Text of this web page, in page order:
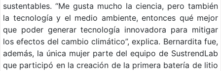
sustentables. “Me gusta mucho la ciencia, pero también
la tecnología y el medio ambiente, entonces qué mejor
que poder generar tecnología innovadora para mitigar
los efectos del cambio climático”, explica. Bernardita fue,
además, la única mujer parte del equipo de SustrendLab
que participó en la creación de la primera batería de litio